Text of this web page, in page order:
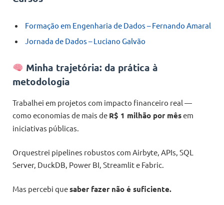
Formação em Engenharia de Dados – Fernando Amaral
Jornada de Dados – Luciano Galvão
Minha trajetória: da prática à
metodologia
Trabalhei em projetos com impacto financeiro real —
como economias de mais de R$ 1 milhão por mêsem
iniciativas públicas.
Orquestrei pipelines robustos com Airbyte, APIs, SQL
Server, DuckDB, Power BI, Streamlit e Fabric.
Mas percebi quesaber fazer não é suficiente.